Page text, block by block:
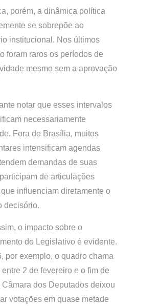
porém, a dinâmica política
se sobrepõe ao
institucional. Nos últimos
foram raros os períodos de
mesmo sem a aprovação
notar que esses intervalos
necessariamente
Fora de Brasília, muitos
intensificam agendas
demandas de suas
de articulações
influenciam diretamente o
decisório.
o impacto sobre o
do Legislativo é evidente.
por exemplo, o quadro chama
2 de fevereiro e o fim de
Câmara dos Deputados deixou
votações em quase metade